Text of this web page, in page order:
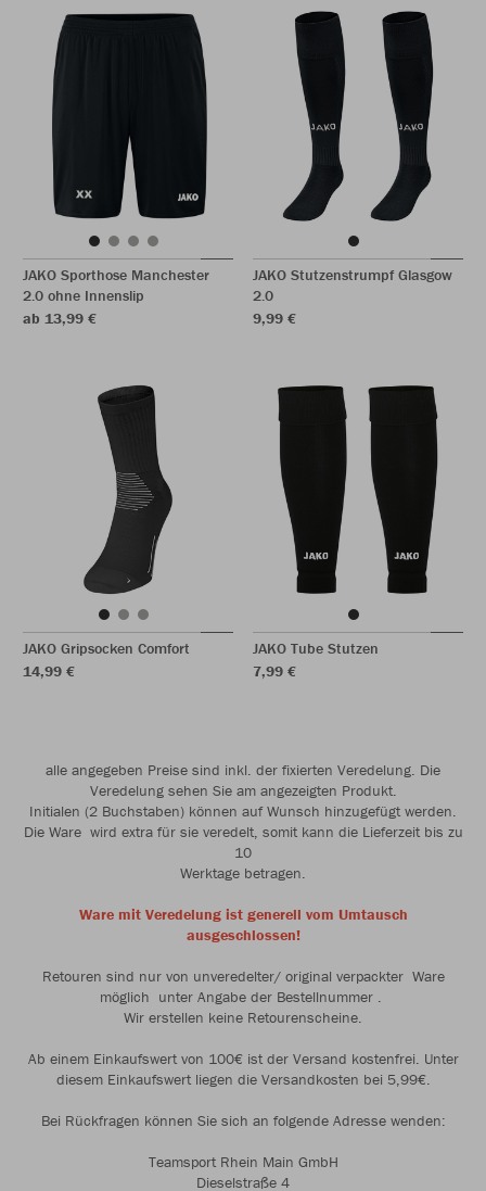
JAKO Sporthose Manchester
2.0 ohne Innenslip
ab 13,99 €
JAKO Stutzenstrumpf Glasgow
2.0
9,99 €
JAKO Gripsocken Comfort
14,99 €
JAKO Tube Stutzen
7,99 €
alle angegeben Preise sind inkl. der fixierten Veredelung. Die
Veredelung sehen Sie am angezeigten Produkt.
Initialen (2 Buchstaben) können auf Wunsch hinzugefügt werden.
Die Ware wird extra für sie veredelt, somit kann die Lieferzeit bis zu
10
Werktage betragen.
Ware mit Veredelung ist generell vom Umtausch
ausgeschlossen!
Retouren sind nur von unveredelter/ original verpackter Ware
möglich unter Angabe der Bestellnummer .
Wir erstellen keine Retourenscheine.
Ab einem Einkaufswert von 100€ ist der Versand kostenfrei. Unter
diesem Einkaufswert liegen die Versandkosten bei 5,99€.
Bei Rückfragen können Sie sich an folgende Adresse wenden:
Teamsport Rhein Main GmbH
Dieselstraße 4